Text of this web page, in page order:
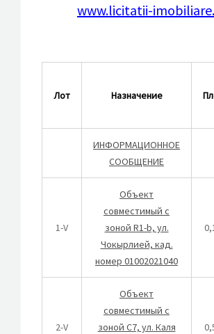
www.licitatii-
Лот Назначение
ИНФОРМАЦИОННОЕ
СООБЩЕНИЕ
1-V
Объект
совместимый с
зоной R1-b, ул.
Чокырлией, кад.
номер 01002021040
2-V
Объект
совместимый с
зоной C7, ул. Каля